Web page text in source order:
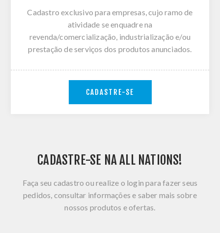
Cadastro exclusivo para empresas, cujo ramo de
atividade se enquadre na
revenda/comercialização, industrialização e/ou
prestação de serviços dos produtos anunciados.
CADASTRE-SE
CADASTRE-SE NA ALL NATIONS!
Faça seu cadastro ou realize o login para fazer seus
pedidos, consultar informações e saber mais sobre
nossos produtos e ofertas.